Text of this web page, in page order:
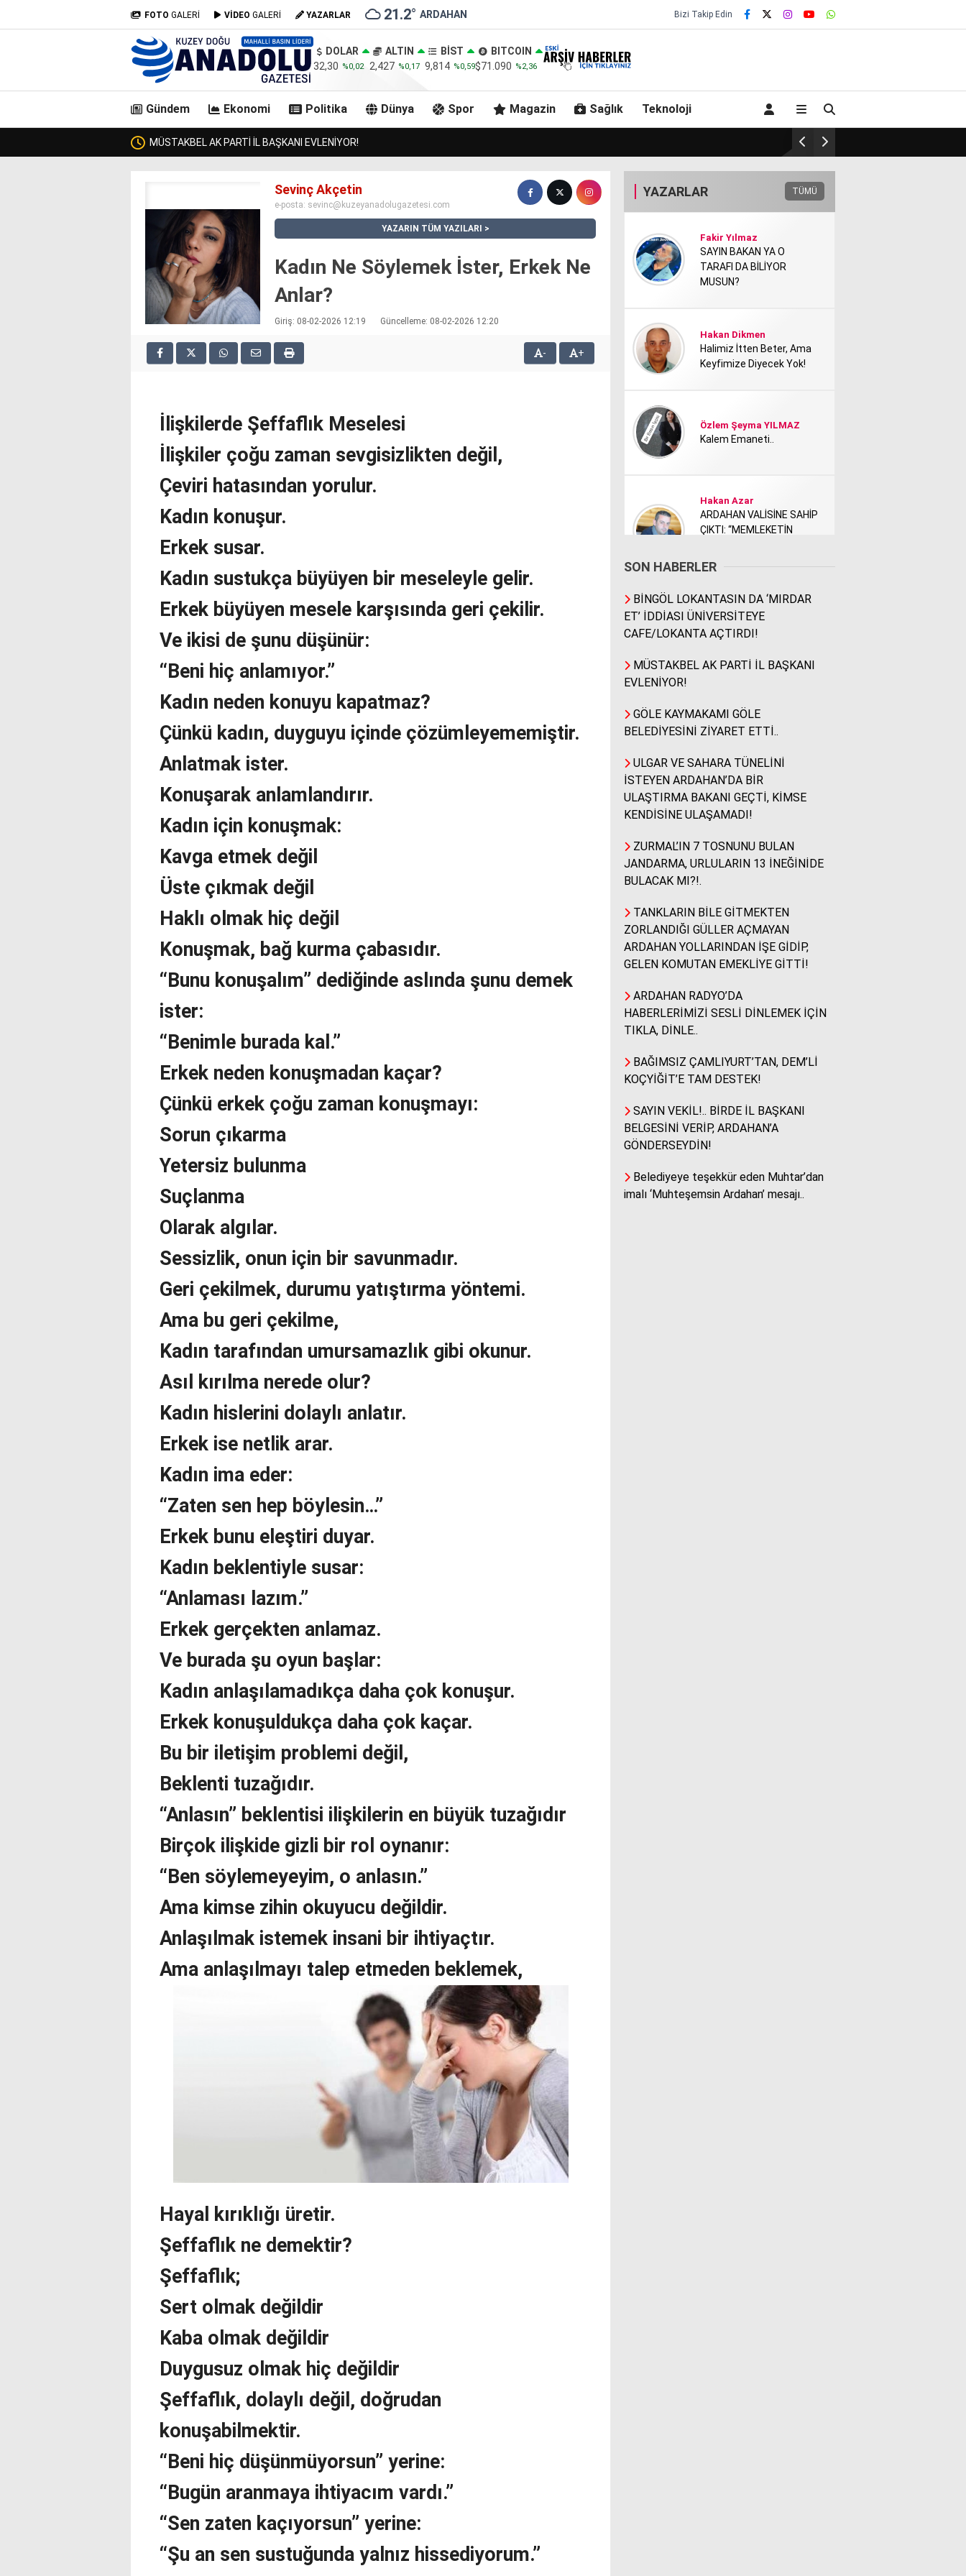
FOTO GALERİ VİDEO GALERİ YAZARLAR 21.2° ARDAHAN Bizi Takip Edin
DOLAR
32,30 %0,02
ALTIN
2,427 %0,17
BİST
9,814 %0,59
BITCOIN
$71.090 %2,36
Gündem Ekonomi Politika Dünya Spor Magazin Sağlık Teknoloji
Sevinç Akçetin
e-posta: sevinc@kuzeyanadolugazetesi.com
YAZARIN TÜM YAZILARI
Kadın Ne Söylemek İster, Erkek Ne
Anlar?
Giriş: 08-02-2026 12:19 Güncelleme: 08-02-2026 12:20
- +
İlişkilerde Şeffaflık Meselesi
İlişkiler çoğu zaman sevgisizlikten değil,
Çeviri hatasından yorulur.
Kadın konuşur.
Erkek susar.
Kadın sustukça büyüyen bir meseleyle gelir.
Erkek büyüyen mesele karşısında geri çekilir.
Ve ikisi de şunu düşünür:
“Beni hiç anlamıyor.”
Kadın neden konuyu kapatmaz?
Çünkü kadın, duyguyu içinde çözümleyememiştir.
Anlatmak ister.
Konuşarak anlamlandırır.
Kadın için konuşmak:
Kavga etmek değil
Üste çıkmak değil
Haklı olmak hiç değil
Konuşmak, bağ kurma çabasıdır.
“Bunu konuşalım” dediğinde aslında şunu demek
ister:
“Benimle burada kal.”
Erkek neden konuşmadan kaçar?
Çünkü erkek çoğu zaman konuşmayı:
Sorun çıkarma
Yetersiz bulunma
Suçlanma
Olarak algılar.
Sessizlik, onun için bir savunmadır.
Geri çekilmek, durumu yatıştırma yöntemi.
Ama bu geri çekilme,
Kadın tarafından umursamazlık gibi okunur.
Asıl kırılma nerede olur?
Kadın hislerini dolaylı anlatır.
Erkek ise netlik arar.
Kadın ima eder:
“Zaten sen hep böylesin…”
Erkek bunu eleştiri duyar.
Kadın beklentiyle susar:
“Anlaması lazım.”
Erkek gerçekten anlamaz.
Ve burada şu oyun başlar:
Kadın anlaşılamadıkça daha çok konuşur.
Erkek konuşuldukça daha çok kaçar.
Bu bir iletişim problemi değil,
Beklenti tuzağıdır.
“Anlasın” beklentisi ilişkilerin en büyük tuzağıdır
Birçok ilişkide gizli bir rol oynanır:
“Ben söylemeyeyim, o anlasın.”
Ama kimse zihin okuyucu değildir.
Anlaşılmak istemek insani bir ihtiyaçtır.
Ama anlaşılmayı talep etmeden beklemek,
Hayal kırıklığı üretir.
Şeffaflık ne demektir?
Şeffaflık;
Sert olmak değildir
Kaba olmak değildir
Duygusuz olmak hiç değildir
Şeffaflık, dolaylı değil, doğrudan
konuşabilmektir.
“Beni hiç düşünmüyorsun” yerine:
“Bugün aranmaya ihtiyacım vardı.”
“Sen zaten kaçıyorsun” yerine:
“Şu an sen sustuğunda yalnız hissediyorum.”
YAZARLAR TÜMÜ
Fakir Yılmaz
SAYIN BAKAN YA O
TARAFI DA BİLİYOR
MUSUN?
Hakan Dikmen
Halimiz İtten Beter, Ama
Keyfimize Diyecek Yok!
Özlem Şeyma YILMAZ
Kalem Emaneti..
Hakan Azar
ARDAHAN VALİSİNE SAHİP
ÇIKTI: “MEMLEKETİN
RAHATSIZ ETTİ?”
Rodi Baz
Kaçırılmaması Gereken
Sevinç Akçetin
Açmak Gerekir..
Yazıcıoğlu Ümit
Rahmi Koç ve Binali
Yıldırım
Sinan KARAÇAY
CHP NE YAPMALI?
Murat Akkuş
Bin Yılların Kürt Efsanesi:
HUKUKÇU GÖZÜYLE
İSLAM DÜNYASININ
BUMERANGI
Tülay Dikmen
BAŞKA AÇIKLAMASI
SON HABERLER
BİNGÖL LOKANTASIN DA ‘MIRDAR
ET’ İDDİASI ÜNİVERSİTEYE
CAFE/LOKANTA AÇTIRDI!
MÜSTAKBEL AK PARTİ İL BAŞKANI
EVLENİYOR!
GÖLE KAYMAKAMI GÖLE
BELEDİYESİNİ ZİYARET ETTİ..
ULGAR VE SAHARA TÜNELİNİ
İSTEYEN ARDAHAN’DA BİR
ULAŞTIRMA BAKANI GEÇTİ, KİMSE
KENDİSİNE ULAŞAMADI!
ZURMAL’IN 7 TOSNUNU BULAN
JANDARMA, URLULARIN 13 İNEĞİNİDE
BULACAK MI?!.
TANKLARIN BİLE GİTMEKTEN
ZORLANDIĞI GÜLLER AÇMAYAN
ARDAHAN YOLLARINDAN İŞE GİDİP,
GELEN KOMUTAN EMEKLİYE GİTTİ!
ARDAHAN RADYO’DA
HABERLERİMİZİ SESLİ DİNLEMEK İÇİN
TIKLA, DİNLE..
BAĞIMSIZ ÇAMLIYURT’TAN, DEM’Lİ
KOÇYİĞİT’E TAM DESTEK!
SAYIN VEKİL!.. BİRDE İL BAŞKANI
BELGESİNİ VERİP, ARDAHAN’A
GÖNDERSEYDİN!
Belediyeye teşekkür eden Muhtar’dan
imalı ‘Muhteşemsin Ardahan’ mesajı..